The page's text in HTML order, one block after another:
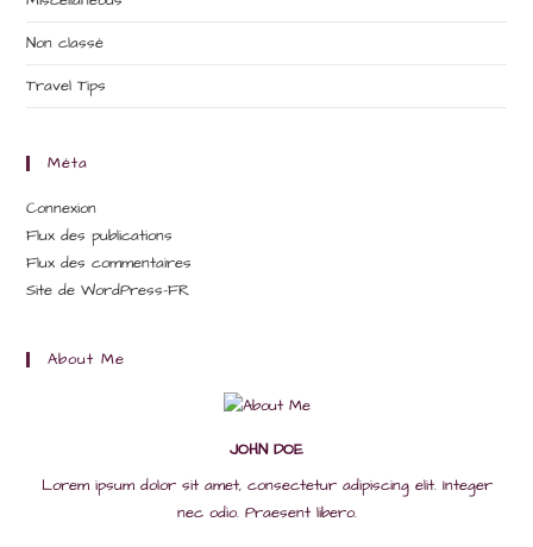
Non classé
Travel Tips
Méta
Connexion
Flux des publications
Flux des commentaires
Site de WordPress-FR
About Me
JOHN DOE
Lorem ipsum dolor sit amet, consectetur adipiscing elit. Integer
nec odio. Praesent libero.